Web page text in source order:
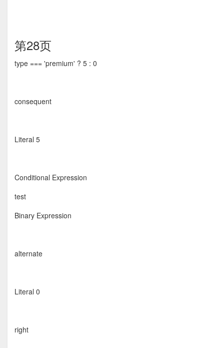
第28页
type === 'premium' ? 5 : 0
consequent
Literal 5
Conditional Expression
test
Binary Expression
alternate
Literal 0
right